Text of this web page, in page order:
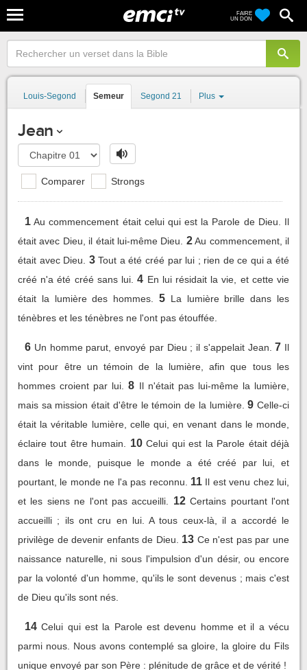
FAIRE
UN DON
Louis-Segond Semeur Segond 21 Plus
Jean
Comparer Strongs
1 Au commencement était celui qui est la Parole de Dieu. Il
était avec Dieu, il était lui-même Dieu.
2 Au commencement, il
était avec Dieu.
3 Tout a été créé par lui ; rien de ce qui a été
créé n'a été créé sans lui. 4 En lui résidait la vie, et cette vie
était la lumière des hommes.
5 La lumière brille dans les
ténèbres et les ténèbres ne l'ont pas étouffée.
6 Un homme parut, envoyé par Dieu ; il s'appelait Jean. 7 Il
vint pour être un témoin de la lumière, afin que tous les
hommes croient par lui.
8 Il n'était pas lui-même la lumière,
mais sa mission était d'être le témoin de la lumière. 9 Celle-ci
était la véritable lumière, celle qui, en venant dans le monde,
éclaire tout être humain.
10 Celui qui est la Parole était déjà
dans le monde, puisque le monde a été créé par lui, et
pourtant, le monde ne l'a pas reconnu.
11 Il est venu chez lui,
et les siens ne l'ont pas accueilli.
12 Certains pourtant l'ont
accueilli ; ils ont cru en lui. A tous ceux-là, il a accordé le
privilège de devenir enfants de Dieu.
13 Ce n'est pas par une
naissance naturelle, ni sous l'impulsion d'un désir, ou encore
par la volonté d'un homme, qu'ils le sont devenus ; mais c'est
de Dieu qu'ils sont nés.
14 Celui qui est la Parole est devenu homme et il a vécu
parmi nous. Nous avons contemplé sa gloire, la gloire du Fils
unique envoyé par son Père : plénitude de grâce et de vérité !